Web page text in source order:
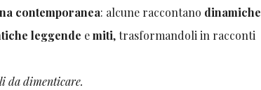
contemporanea: alcune raccontano dinamiche
leggende emiti, trasformandoli in racconti
da dimenticare.